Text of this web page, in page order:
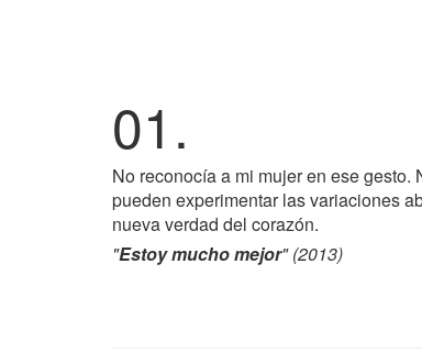
01.
No reconocía a mi mujer en ese
pueden experimentar las variaciones
nueva verdad del corazón.
"Estoy mucho mejor" (2013)